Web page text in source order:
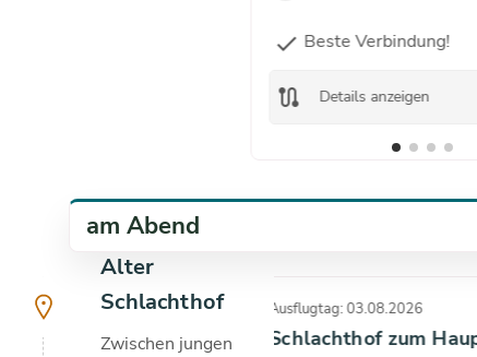
check Beste Verbindung!
route Details anzeigen
am Abend
Ausflugtag: 03.08.2026
Schlachthof zum
Alter
Schlachthof
Zwischen jungen